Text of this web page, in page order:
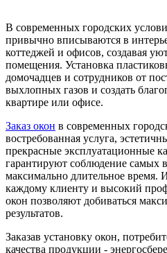
В современных городских
привычно вписываются в
коттеджей и офисов, создавая
помещения. Установка
домочадцев и сотрудников от
выхлопных газов и создать
квартире или офисе.
Заказ окон в современных
востребованная услуга,
прекрасные эксплуатационные
гарантируют соблюдение самых
максимально длительное время.
каждому клиенту и высокий
окон позволяют добиваться
результатов.
Заказав установку окон,
качества продукции -